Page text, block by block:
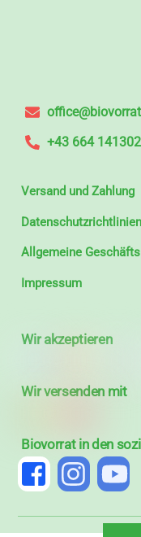
+43 664
Versand und Zahlung
Datenschutzrichtlinien
Allgemeine
Impressum
Wir akzeptieren
Wir versenden mit
Biovorrat in den